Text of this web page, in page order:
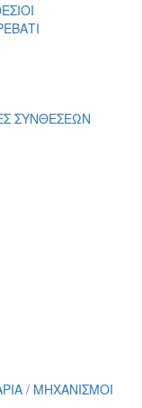
ΣΥΝΘΕΣΕΩΝ
/ MHXANIΣΜΟΙ